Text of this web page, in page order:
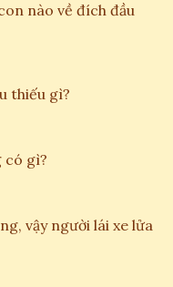
nào về đích đầu
thiếu gì?
có gì?
vậy người lái xe lửa